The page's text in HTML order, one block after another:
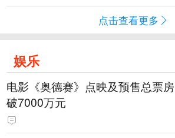
点击查看更多
娱乐
电影《奥德赛》点映及预售总票房
破7000万元